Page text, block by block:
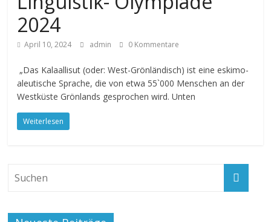
2024
April 10, 2024 admin 0 Kommentare
„Das Kalaallisut (oder: West-Grönländisch) ist eine eskimo-
aleutische Sprache, die von etwa 55`000 Menschen an der
Westküste Grönlands gesprochen wird. Unten
Weiterlesen